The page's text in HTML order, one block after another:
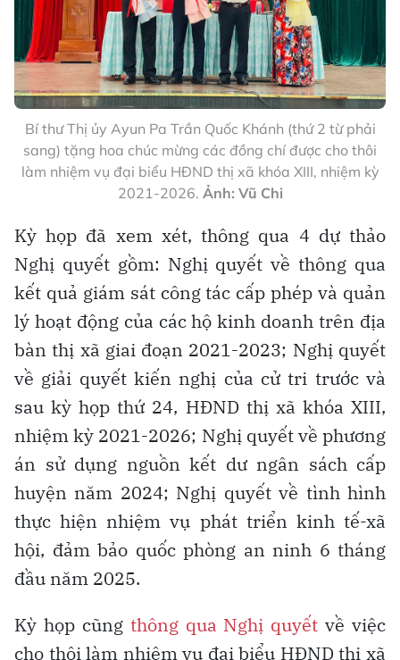
Bí thư Thị ủy Ayun Pa Trần Quốc Khánh (thứ 2 từ phải
sang) tặng hoa chúc mừng các đồng chí được cho thôi
làm nhiệm vụ đại biểu HĐND thị xã khóa XIII, nhiệm kỳ
2021-2026. Ảnh: Vũ Chi
Kỳ họp đã xem xét, thông qua 4 dự thảo
Nghị quyết gồm: Nghị quyết về thông qua
kết quả giám sát công tác cấp phép và quản
lý hoạt động của các hộ kinh doanh trên địa
bàn thị xã giai đoạn 2021-2023; Nghị quyết
về giải quyết kiến nghị của cử tri trước và
sau kỳ họp thứ 24, HĐND thị xã khóa XIII,
nhiệm kỳ 2021-2026; Nghị quyết về phương
án sử dụng nguồn kết dư ngân sách cấp
huyện năm 2024; Nghị quyết về tình hình
thực hiện nhiệm vụ phát triển kinh tế-xã
hội, đảm bảo quốc phòng an ninh 6 tháng
đầu năm 2025.
Kỳ họp cũng thông qua Nghị quyết về việc
cho thôi làm nhiệm vụ đại biểu HĐND thị xã